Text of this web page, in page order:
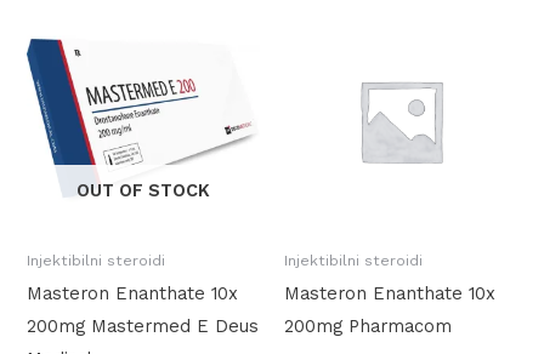
OUT OF STOCK
Injektibilni steroidi
Masteron Enanthate 10x
200mg Mastermed E Deus
Injektibilni steroidi
Masteron Enanthate 10x
200mg Pharmacom